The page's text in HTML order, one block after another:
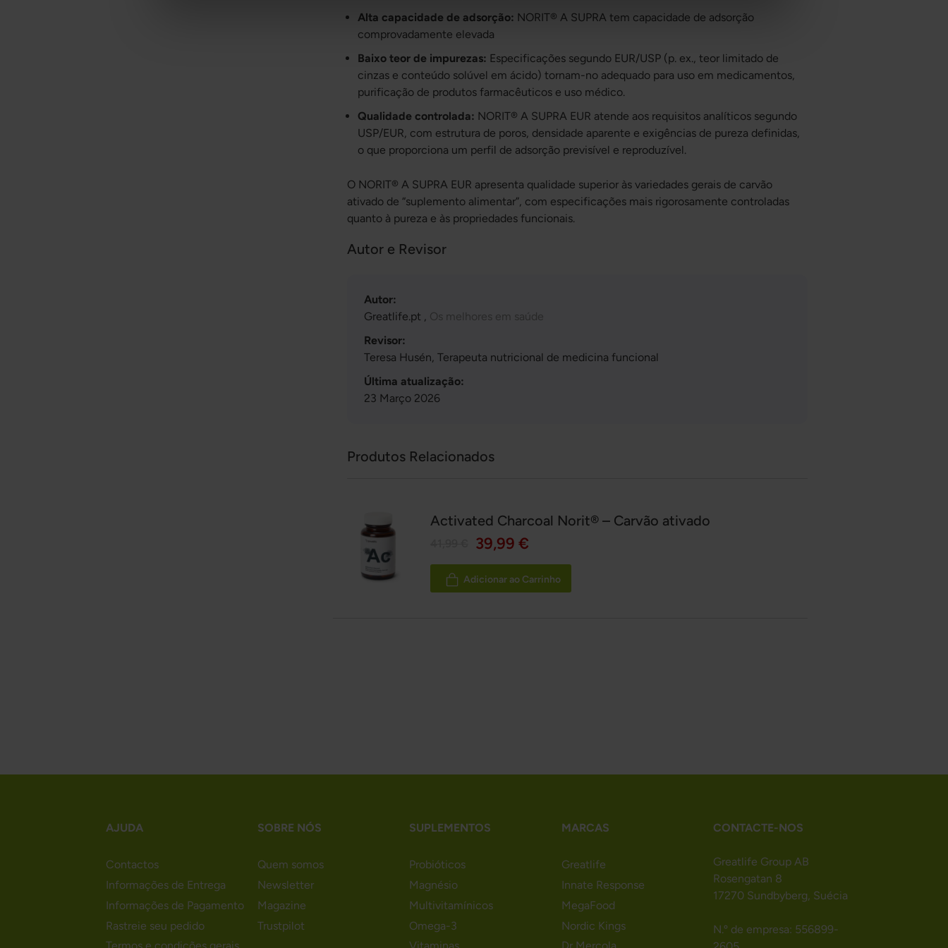
Alta capacidade de adsorção: NORIT® A SUPRA tem capacidade de adsorção
comprovadamente elevada
Baixo teor de impurezas: Especificações segundo EUR/USP (p. ex., teor limitado de
cinzas e conteúdo solúvel em ácido) tornam-no adequado para uso em medicamentos,
purificação de produtos farmacêuticos e uso médico.
Qualidade controlada: NORIT® A SUPRA EUR atende aos requisitos analíticos segundo
USP/EUR, com estrutura de poros, densidade aparente e exigências de pureza definidas,
o que proporciona um perfil de adsorção previsível e reproduzível.
O NORIT® A SUPRA EUR apresenta qualidade superior às variedades gerais de carvão
ativado de “suplemento alimentar”, com especificações mais rigorosamente controladas
quanto à pureza e às propriedades funcionais.
Autor e Revisor
Autor:
Greatlife.pt , Os melhores em saúde
Revisor:
Teresa Husén, Terapeuta nutricional de medicina funcional
Última atualização:
23 Março 2026
Produtos Relacionados
Activated Charcoal Norit® – Carvão ativado
39,99 €
Adicionar ao Carrinho
AJUDA
Contactos
Informações de Entrega
Informações de Pagamento
Rastreie seu pedido
SOBRE NÓS
Quem somos
Newsletter
Magazine
Trustpilot
SUPLEMENTOS
Probióticos
Magnésio
Multivitamínicos
Omega-3
MARCAS
Greatlife
Innate Response
MegaFood
Nordic Kings
CONTACTE-NOS
Greatlife Group AB
Rosengatan 8
17270 Sundbyberg, Suécia
N.º de empresa: 556899-